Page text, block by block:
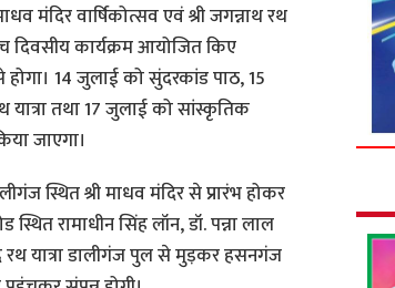
मंदिर वार्षिकोत्सव एवं श्री जगन्नाथ रथ
दिवसीय कार्यक्रम आयोजित किए
14 जुलाई को सुंदरकांड पाठ, 15
तथा 17 जुलाई को सांस्कृतिक
जाएगा।
स्थित श्री माधव मंदिर से प्रारंभ होकर
रामाधीन सिंह लॉन, डॉ. पन्ना लाल
यात्रा डालीगंज पुल से मुड़कर हसनगंज